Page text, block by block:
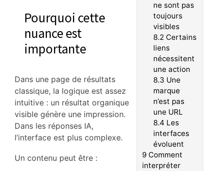
ne sont pas
toujours
visibles
8.2 Certains
liens
nécessitent
une action
8.3 Une
marque
n’est pas
une URL
8.4 Les
interfaces
évoluent
9 Comment
interpréter
Pourquoi cette
nuance est
importante
Dans une page de résultats
classique, la logique est assez
intuitive : un résultat organique
visible génère une impression.
Dans les réponses IA,
l’interface est plus complexe.
Un contenu peut être :